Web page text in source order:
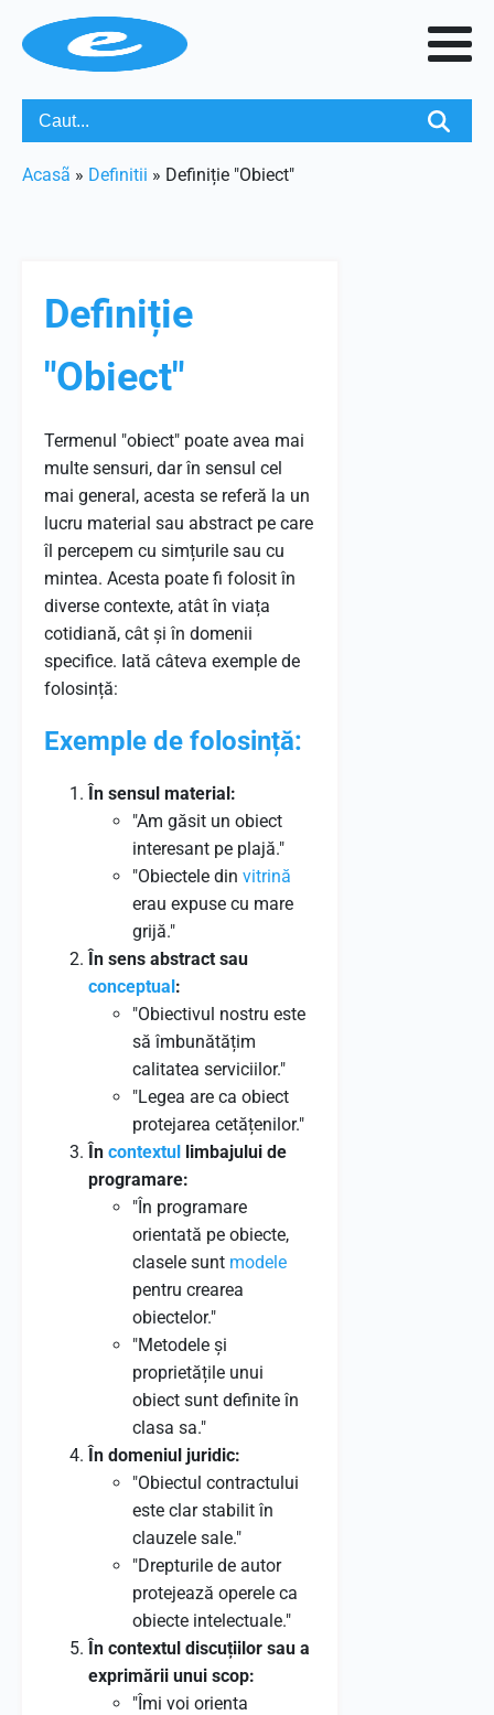
Acasã » Definitii » Definiție "Obiect"
Definiție
"Obiect"
Termenul "obiect" poate avea mai
multe sensuri, dar în sensul cel
mai general, acesta se referă la un
lucru material sau abstract pe care
îl percepem cu simțurile sau cu
mintea. Acesta poate fi folosit în
diverse contexte, atât în viața
cotidiană, cât și în domenii
specifice. Iată câteva exemple de
folosință:
Exemple de folosință:
În sensul material:
"Am găsit un obiect
interesant pe plajă."
"Obiectele din vitrină
erau expuse cu mare
grijă."
În sens abstract sau
conceptual:
"Obiectivul nostru este
să îmbunătățim
calitatea serviciilor."
"Legea are ca obiect
protejarea cetățenilor."
În contextul limbajului de
programare:
"În programare
orientată pe obiecte,
clasele sunt modele
pentru crearea
obiectelor."
"Metodele și
proprietățile unui
obiect sunt definite în
clasa sa."
În domeniul juridic:
"Obiectul contractului
este clar stabilit în
clauzele sale."
"Drepturile de autor
protejează operele ca
obiecte intelectuale."
În contextul discuțiilor sau a
exprimării unui scop:
"Îmi voi orienta